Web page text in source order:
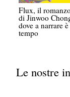
Flux, il
di Jinwoo
dove a narrare
tempo
Le nostre